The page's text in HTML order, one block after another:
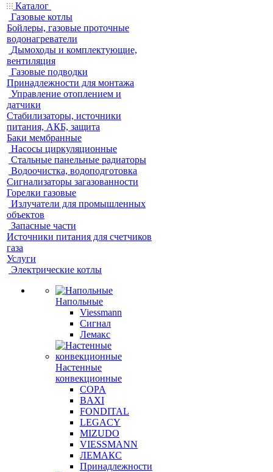
Каталог
Газовые котлы
Бойлеры, газовые проточные
водонагреватели
Дымоходы и комплектующие,
вентиляция
Газовые подводки
Принадлежности для монтажа
Управление отоплением и
датчики
Стабилизаторы, источники
питания, АКБ, защита
Баки мембранные
Насосы циркуляционные
Стальные панельные радиаторы
Водоочистка, водоподготовка
Сигнализаторы загазованности
Горелки газовые
Излучатели для промышленных
объектов
Запасные части
Источники питания для счетчиков
газа
Услуги
Электрические котлы
Напольные
Viessmann
Сигнал
Лемакс
Настенные
конвекционные
COPA
BAXI
FONDITAL
LEGACY
MIZUDO
VIESSMANN
ЛЕМАКС
Принадлежности